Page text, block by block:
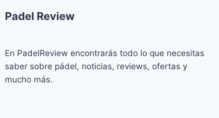
Padel Review​
En PadelReview encontrarás todo lo que necesitas
saber sobre pádel, noticias, reviews, ofertas y
mucho más.